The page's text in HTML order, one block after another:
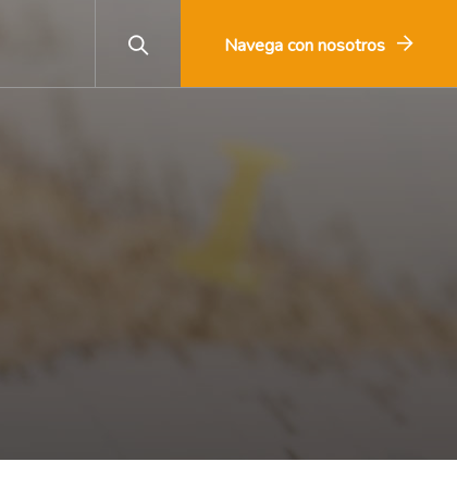
Navega con nosotros